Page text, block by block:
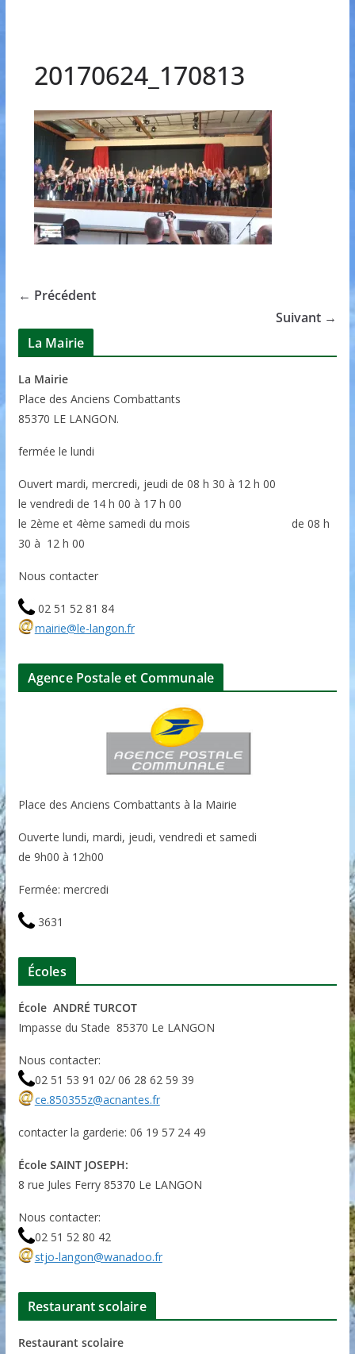
20170624_170813
← Précédent
Suivant →
La Mairie
La Mairie
Place des Anciens Combattants
85370 LE LANGON.
fermée le lundi
Ouvert mardi, mercredi, jeudi de 08 h 30 à 12 h 00
le vendredi de 14 h 00 à 17 h 00
le 2ème et 4ème samedi du mois de 08 h
30 à 12 h 00
Nous contacter
02 51 52 81 84
mairie@le-langon.fr
Agence Postale et Communale
Place des Anciens Combattants à la Mairie
Ouverte lundi, mardi, jeudi, vendredi et samedi
de 9h00 à 12h00
Fermée: mercredi
3631
Écoles
École ANDRÉ TURCOT
Impasse du Stade 85370 Le LANGON
Nous contacter:
02 51 53 91 02/ 06 28 62 59 39
ce.850355z@acnantes.fr
contacter la garderie: 06 19 57 24 49
École SAINT JOSEPH:
8 rue Jules Ferry 85370 Le LANGON
Nous contacter:
02 51 52 80 42
stjo-langon@wanadoo.fr
Restaurant scolaire
Restaurant scolaire